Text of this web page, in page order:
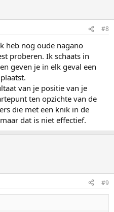
#8
heb nog oude nagano
proberen. Ik schaats in
geven je in elk geval een
van je positie van je
ten opzichte van de
die met een knik in de
dat is niet effectief.
#9